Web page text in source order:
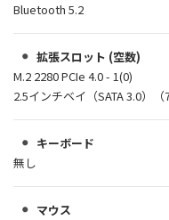
Bluetooth 5.2
拡張スロット (空数)
M.2 2280 PCIe 4.0 - 1(0)
2.5インチベイ（SATA 3.0）
キーボード
無し
マウス